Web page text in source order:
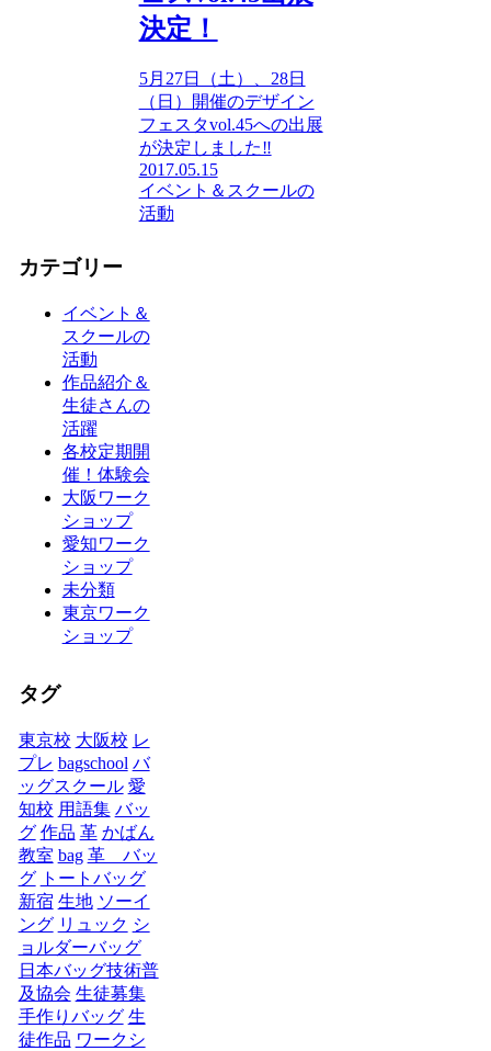
決定！
5月27日（土）、28日
（日）開催のデザイン
フェスタvol.45への出展
が決定しました‼
2017.05.15
イベント＆スクールの
活動
カテゴリー
イベント＆
スクールの
活動
作品紹介＆
生徒さんの
活躍
各校定期開
催！体験会
大阪ワーク
ショップ
愛知ワーク
ショップ
未分類
東京ワーク
ショップ
タグ
東京校 大阪校 レ
プレ bagschool バ
ッグスクール 愛
知校 用語集 バッ
グ 作品 革 かばん
教室 bag 革 バッ
グ
トートバッグ
新宿 生地 ソーイ
ング リュック シ
ョルダーバッグ
日本バッグ技術普
及協会 生徒募集
手作りバッグ 生
徒作品 ワークシ